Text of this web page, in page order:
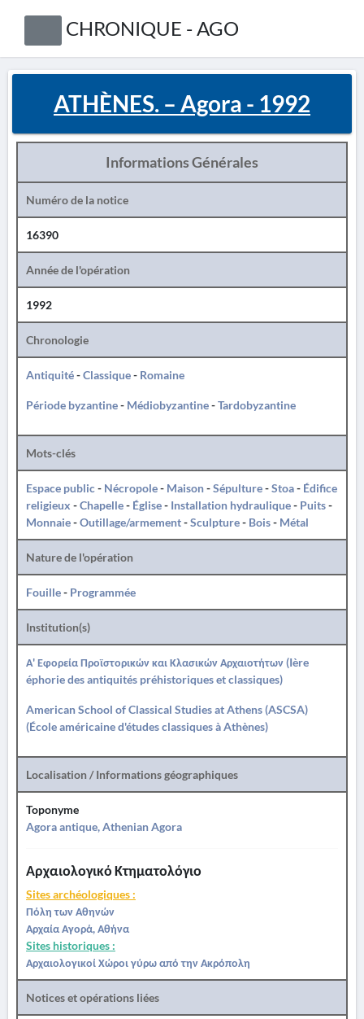
CHRONIQUE - AGO
ATHÈNES. – Agora - 1992
Informations Générales
Numéro de la notice
16390
Année de l'opération
1992
Chronologie
Antiquité-Classique- Romaine
Période byzantine- Médiobyzantine-Tardobyzantine
Mots-clés
Espace public- Nécropole- Maison-Sépulture-Stoa- Édifice
religieux -Chapelle- Église- Installation hydraulique- Puits-
Monnaie-Outillage/armement-Sculpture- Bois- Métal
Nature de l'opération
Fouille- Programmée
Institution(s)
Α' Εφορεία Προϊστορικών και Κλασικών Αρχαιοτήτων (Ière
éphorie des antiquités préhistoriques et classiques)
American School of Classical Studies at Athens (ASCSA)
(École américaine d'études classiques à Athènes)
Localisation / Informations géographiques
Toponyme
Agora antique, Athenian Agora
Αρχαιολογικό Κτηματολόγιο
Sites archéologiques :
Πόλη των Αθηνών
Αρχαία Αγορά, Αθήνα
Sites historiques :
Αρχαιολογικοί Χώροι γύρω από την Ακρόπολη
Notices et opérations liées